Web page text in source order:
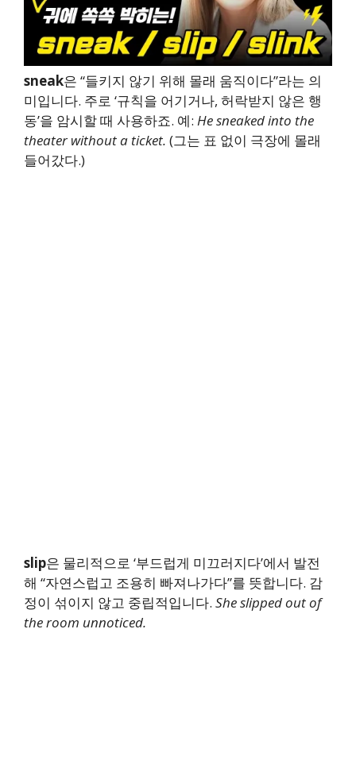
sneak은 “들키지 않기 위해 몰래 움직이다”라는 의
미입니다. 주로 ‘규칙을 어기거나, 허락받지 않은 행
동’을 암시할 때 사용하죠. 예: He sneaked into the
theater without a ticket. (그는 표 없이 극장에 몰래
들어갔다.)
slip은 물리적으로 ‘부드럽게 미끄러지다’에서 발전
해 “자연스럽고 조용히 빠져나가다”를 뜻합니다. 감
정이 섞이지 않고 중립적입니다. She slipped out of
the room unnoticed.